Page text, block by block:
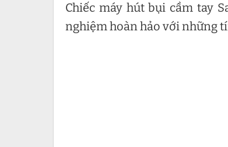
Chiếc máy hút bụi cầm tay
nghiệm hoàn hảo với những